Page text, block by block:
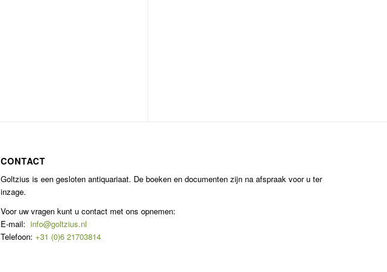
CONTACT
Goltzius is een gesloten antiquariaat. De boeken en documenten zijn na afspraak voor u ter
inzage.
Voor uw vragen kunt u contact met ons opnemen:
E-mail:info@goltzius.nl
Telefoon: +31 (0)6 21703814